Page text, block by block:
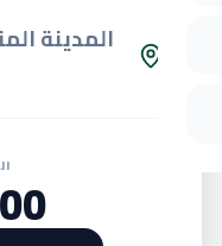
المدينة